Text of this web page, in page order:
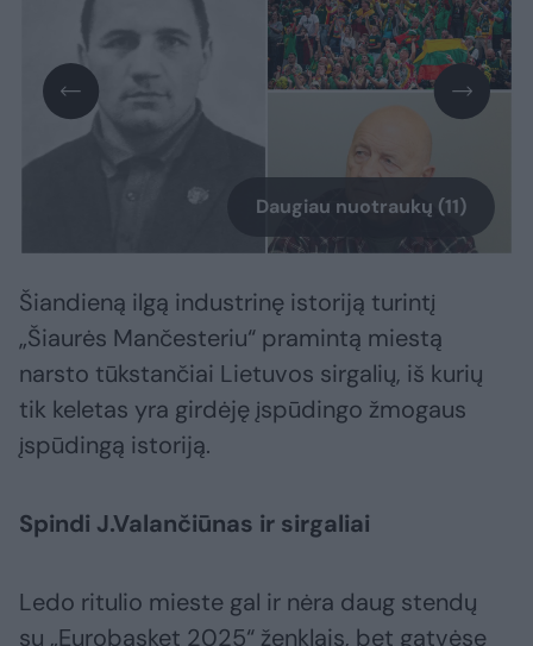
Daugiau nuotraukų (11)
Šiandieną ilgą industrinę istoriją turintį
„Šiaurės Mančesteriu“ pramintą miestą
narsto tūkstančiai Lietuvos sirgalių, iš kurių
tik keletas yra girdėję įspūdingo žmogaus
įspūdingą istoriją.
Spindi J.Valančiūnas ir sirgaliai
Ledo ritulio mieste gal ir nėra daug stendų
su „Eurobasket 2025“ ženklais, bet gatvėse